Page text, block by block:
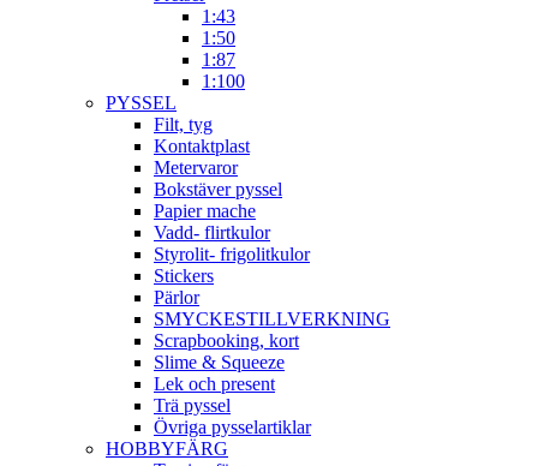
1:43
1:50
1:87
1:100
PYSSEL
Filt, tyg
Kontaktplast
Metervaror
Bokstäver pyssel
Papier mache
Vadd- flirtkulor
Styrolit- frigolitkulor
Stickers
Pärlor
SMYCKESTILLVERKNING
Scrapbooking, kort
Slime & Squeeze
Lek och present
Trä pyssel
Övriga pysselartiklar
HOBBYFÄRG